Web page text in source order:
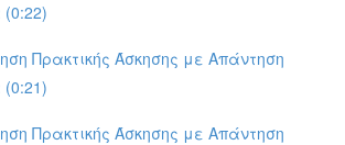
Πρακτικής Άσκησης με Απάντηση
Πρακτικής Άσκησης με Απάντηση